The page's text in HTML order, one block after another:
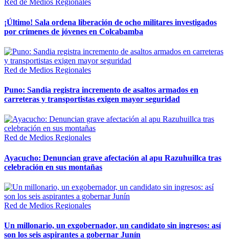
Red de Medios Regionales
¡Último! Sala ordena liberación de ocho militares investigados
por crímenes de jóvenes en Colcabamba
Red de Medios Regionales
Puno: Sandia registra incremento de asaltos armados en
carreteras y transportistas exigen mayor seguridad
Red de Medios Regionales
Ayacucho: Denuncian grave afectación al apu Razuhuillca tras
celebración en sus montañas
Red de Medios Regionales
Un millonario, un exgobernador, un candidato sin ingresos: así
son los seis aspirantes a gobernar Junín